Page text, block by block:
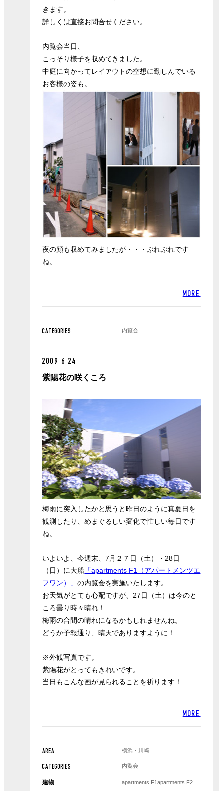
きます。
詳しくは直接お問合せください。
内覧会当日、
こっそり様子を収めてきました。
中庭に向かってレイアウトの空想に勤しんでいる
お客様の姿も。
夜の顔も収めてみましたが・・・ぶれぶれです
ね。
MORE
CATEGORIES 内覧会
2009.6.24
紫陽花の咲くころ
梅雨に突入したかと思うと昨日のように真夏日を
観測したり、めまぐるしい変化で忙しい毎日です
ね。
いよいよ、今週末、7月２７日（土）・28日
（日）に大船 「apartments F1（アパートメンツエ
フワン）」の内覧会を実施いたします。
お天気がとても心配ですが、27日（土）は今のと
ころ曇り時々晴れ！
梅雨の合間の晴れになるかもしれませんね。
どうか予報通り、晴天でありますように！
※外観写真です。
紫陽花がとってもきれいです。
当日もこんな画が見られることを祈ります！
MORE
AREA 横浜・川崎
CATEGORIES 内覧会
建物 apartments F1apartments F2